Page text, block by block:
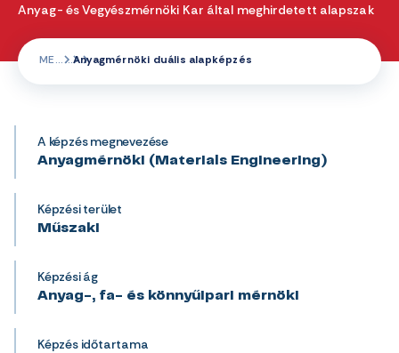
Anyag- és Vegyészmérnöki Kar által meghirdetett alapszak
ME Anyagmérnöki duális alapképzés
A képzés megnevezése
Anyagmérnöki (Materials Engineering)
Képzési terület
Műszaki
Képzési ág
Anyag-, fa- és könnyűipari mérnöki
Képzés időtartama